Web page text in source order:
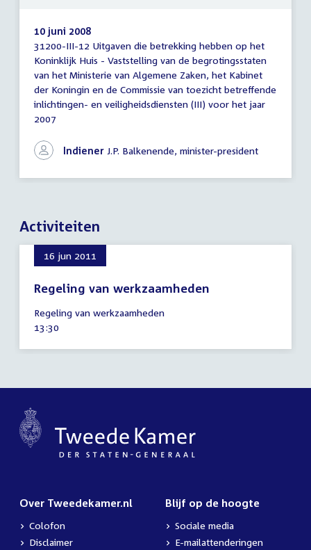
Brief
regering
10 juni 2008
31200-III-12 Uitgaven die betrekking hebben op het
Koninklijk Huis - Vaststelling van de begrotingsstaten
van het Ministerie van Algemene Zaken, het Kabinet
der Koningin en de Commissie van toezicht betreffende
inlichtingen- en veiligheidsdiensten (III) voor het jaar
2007
Indiener J.P. Balkenende, minister-president
Activiteiten
16 jun 2011
Regeling van werkzaamheden
juni
2011
Regeling van werkzaamheden
Tijd
13:30
Over Tweedekamer.nl
Colofon
Disclaimer
Blijf op de hoogte
Sociale media
E-mailattenderingen